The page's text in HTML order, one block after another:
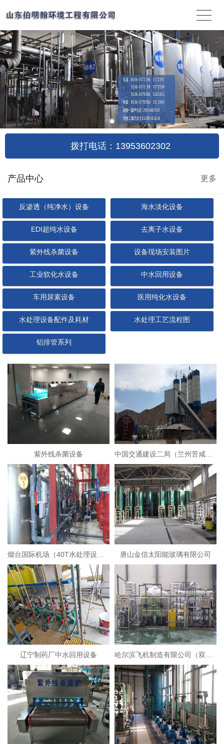
拨打电话：13953602302
产品中心 更多
反渗透（纯净水）设备 海水淡化设备
EDI超纯水设备 去离子水设备
紫外线杀菌设备 设备现场安装图片
工业软化水设备 中水回用设备
车用尿素设备 医用纯化水设备
水处理设备配件及耗材 水处理工艺流程图
铝排管系列
紫外线杀菌设备
唐山金信太阳能玻璃有限公司
辽宁制药厂中水回用设备